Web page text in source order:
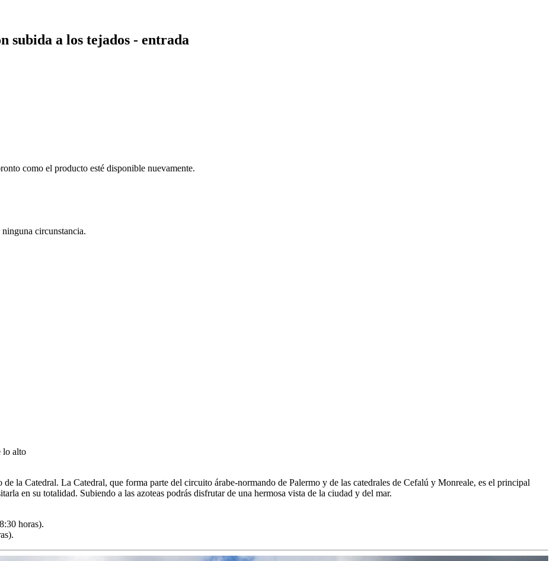
subida a los tejados - entrada
como el producto esté disponible nuevamente.
circunstancia.
lo alto
la Catedral. La Catedral, que forma parte del circuito árabe-normando de Palermo y de las catedrales de Cefalú y Monreale, es el principal
en su totalidad. Subiendo a las azoteas podrás disfrutar de una hermosa vista de la ciudad y del mar.
horas).